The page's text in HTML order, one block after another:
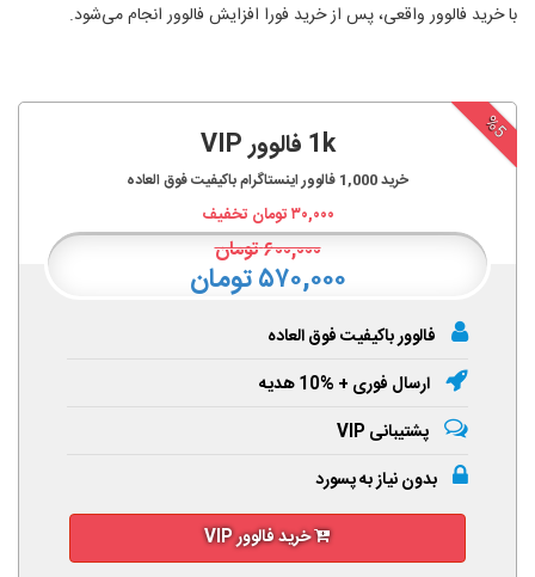
با خرید فالوور واقعی، پس از خرید فورا افزایش فالوور انجام‌ می‌شود.
%5 1k فالوور VIP
خرید1,000 فالوور اینستاگرام باکیفیت فوق العاده
۳۰,۰۰۰تومان تخفیف
۶۰۰,۰۰۰تومان
۵۷۰,۰۰۰ تومان
فالوور باکیفیت فوق العاده
ارسال فوری + %10 هدیه
پشتیبانی VIP
بدون نیاز به پسورد
خرید فالوور VIP